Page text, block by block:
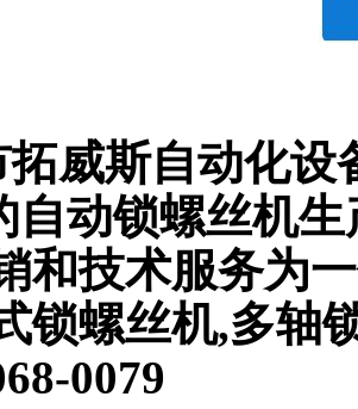
威斯自动化设
自动锁螺丝机
和技术服务为
锁螺丝机,多轴
0079